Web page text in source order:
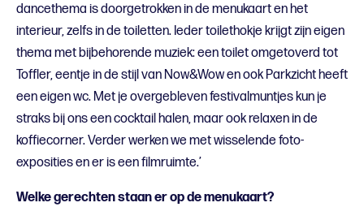
dancethema is doorgetrokken in de menukaart en het
interieur, zelfs in de toiletten. Ieder toilethokje krijgt zijn eigen
thema met bijbehorende muziek: een toilet omgetoverd tot
Toffler, eentje in de stijl van Now&Wow en ook Parkzicht heeft
een eigen wc. Met je overgebleven festivalmuntjes kun je
straks bij ons een cocktail halen, maar ook relaxen in de
koffiecorner. Verder werken we met wisselende foto-
exposities en er is een filmruimte.’
Welke gerechten staan er op de menukaart?